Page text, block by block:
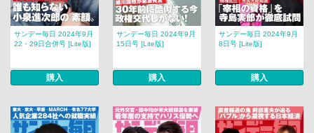
サンデー毎日 2024年9月
22・29日合併号 [Lite版]
購入
サンデー毎日 2024年9月
15日号 [Lite版]
購入
サンデー毎日 2024年9月
8日号 [Lite版]
購入